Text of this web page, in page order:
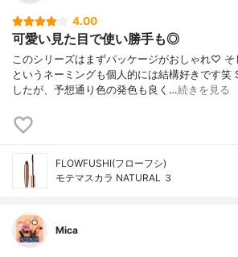
4.00
可愛い見た目で使い勝手も◎
このシリーズはまずパッケージがおしゃれ♡ そ
というネーミングも個人的には結構好きです笑
したが、予想通り色の発色も良く…続きを見る
FLOWFUSHI(フローフシ)
モテマスカラ NATURAL ３
Mica